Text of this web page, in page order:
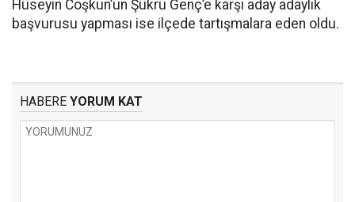
Hüseyin Coşkun’un Şükrü Genç’e karşı aday adaylık
başvurusu yapması ise ilçede tartışmalara eden oldu.
HABERE YORUM KAT